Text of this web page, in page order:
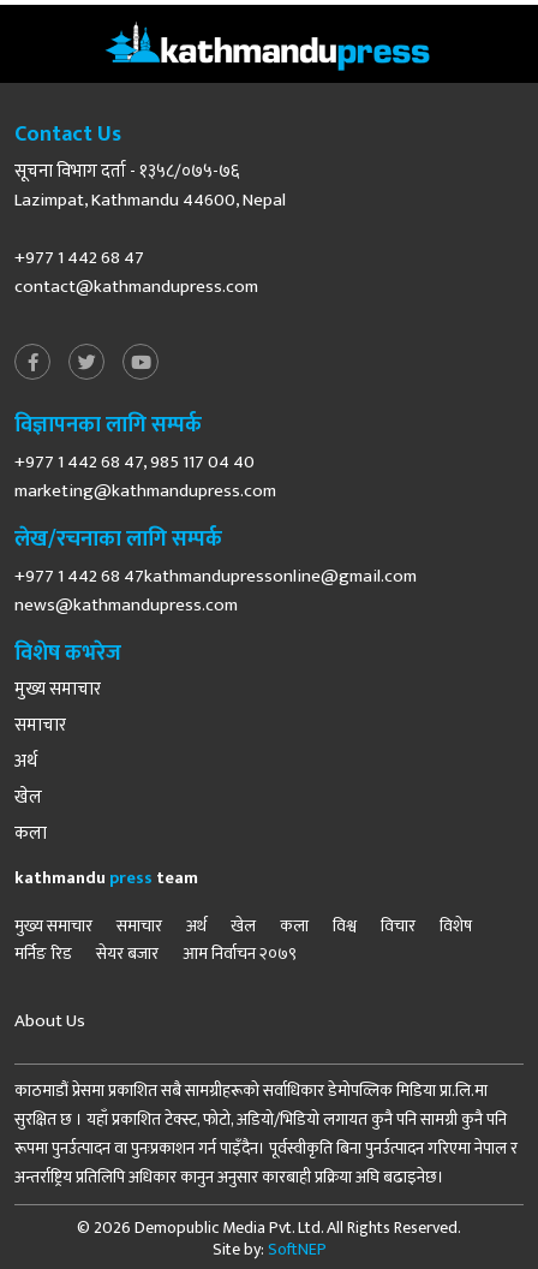
Contact Us
सूचना विभाग दर्ता - १३५८/०७५-७६
Lazimpat, Kathmandu 44600, Nepal
+977 1 442 68 47
contact@kathmandupress.com
विज्ञापनका लागि सम्पर्क
+977 1 442 68 47, 985 117 04 40
marketing@kathmandupress.com
लेख/रचनाका लागि सम्पर्क
+977 1 442 68 47kathmandupressonline@gmail.com
news@kathmandupress.com
विशेष कभरेज
मुख्य समाचार
समाचार
अर्थ
खेल
कला
kathmandu press team
मुख्य समाचार
समाचार अर्थ खेल कला विश्व विचार
विशेष
मर्निङ रिड
सेयर बजार आम निर्वाचन २०७९
About Us
काठमाडौं प्रेसमा प्रकाशित सबै सामग्रीहरूको सर्वाधिकार डेमोपव्लिक मिडिया प्रा.लि.मा
सुरक्षित छ । यहाँ प्रकाशित टेक्स्ट, फोटो, अडियो/भिडियो लगायत कुनै पनि सामग्री कुनै पनि
रूपमा पुनर्उत्पादन वा पुनःप्रकाशन गर्न पाइँदैन। पूर्वस्वीकृति बिना पुनर्उत्पादन गरिएमा नेपाल र
अन्तर्राष्ट्रिय प्रतिलिपि अधिकार कानुन अनुसार कारबाही प्रक्रिया अघि बढाइनेछ।
© 2026 Demopublic Media Pvt. Ltd. All Rights Reserved.
Site by:SoftNEP